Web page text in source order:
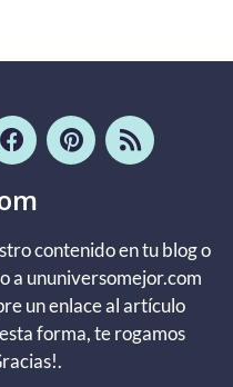
contenido en tu blog o
a ununiversomejor.com
un enlace al artículo
forma, te rogamos